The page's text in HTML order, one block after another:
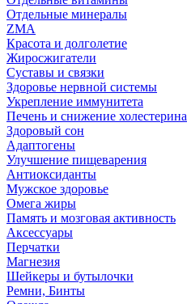
Отдельные минералы
ZMA
Красота и долголетие
Жиросжигатели
Суставы и связки
Здоровье нервной системы
Укрепление иммунитета
Печень и снижение холестерина
Здоровый сон
Адаптогены
Улучшение пищеварения
Антиоксиданты
Мужское здоровье
Омега жиры
Память и мозговая активность
Аксессуары
Перчатки
Магнезия
Шейкеры и бутылочки
Ремни, Бинты